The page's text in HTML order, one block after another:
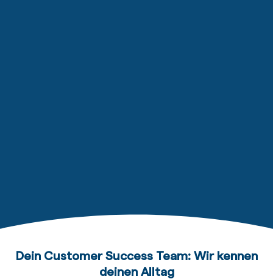
Dein Customer Success Team: Wir kennen
deinen Alltag